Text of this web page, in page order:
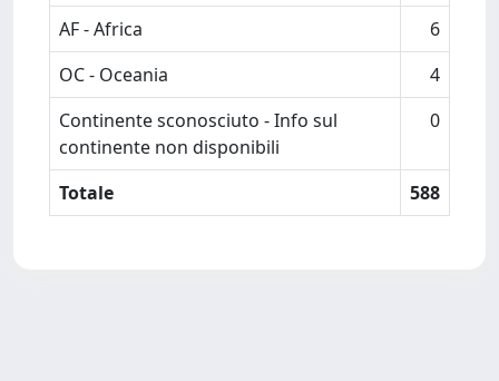
AF - Africa
6
OC - Oceania
4
Continente sconosciuto - Info sul
continente non disponibili
0
Totale 588